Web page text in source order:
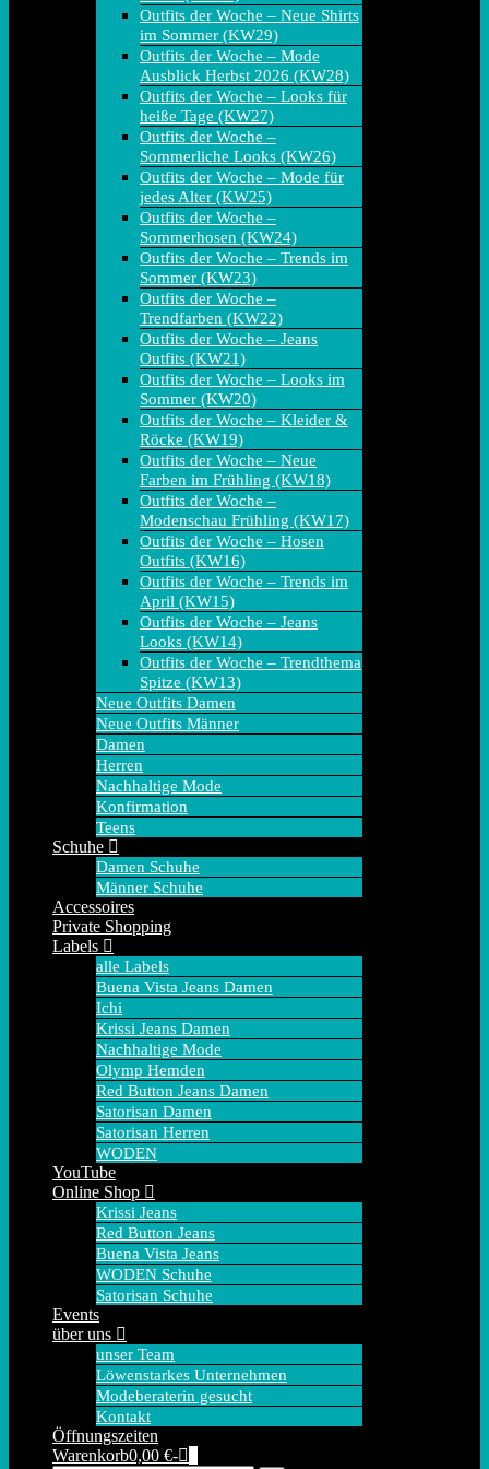
Outfits der Woche – Neue Shirts
im Sommer (KW29)
Outfits der Woche – Mode
Ausblick Herbst 2026 (KW28)
Outfits der Woche – Looks für
heiße Tage (KW27)
Outfits der Woche –
Sommerliche Looks (KW26)
Outfits der Woche – Mode für
jedes Alter (KW25)
Outfits der Woche –
Sommerhosen (KW24)
Outfits der Woche – Trends im
Sommer (KW23)
Outfits der Woche –
Trendfarben (KW22)
Outfits der Woche – Jeans
Outfits (KW21)
Outfits der Woche – Looks im
Sommer (KW20)
Outfits der Woche – Kleider &
Röcke (KW19)
Outfits der Woche – Neue
Farben im Frühling (KW18)
Outfits der Woche –
Modenschau Frühling (KW17)
Outfits der Woche – Hosen
Outfits (KW16)
Outfits der Woche – Trends im
April (KW15)
Outfits der Woche – Jeans
Looks (KW14)
Outfits der Woche – Trendthema
Spitze (KW13)
Neue Outfits Damen
Neue Outfits Männer
Damen
Herren
Nachhaltige Mode
Konfirmation
Teens
Schuhe
Damen Schuhe
Männer Schuhe
Accessoires
Private Shopping
Labels
alle Labels
Buena Vista Jeans Damen
Ichi
Krissi Jeans Damen
Nachhaltige Mode
Olymp Hemden
Red Button Jeans Damen
Satorisan Damen
Satorisan Herren
WODEN
YouTube
Online Shop
Krissi Jeans
Red Button Jeans
Buena Vista Jeans
WODEN Schuhe
Satorisan Schuhe
Events
über uns
unser Team
Löwenstarkes Unternehmen
Modeberaterin gesucht
Kontakt
Öffnungszeiten
Warenkorb
Warenkorb0,00 €-